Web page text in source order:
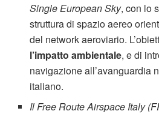
Single European Sky, con lo
struttura di spazio aereo
del network aeroviario.
l’impatto ambientale, e di
navigazione all’avanguardia
italiano.
Il Free Route Airspace Italy